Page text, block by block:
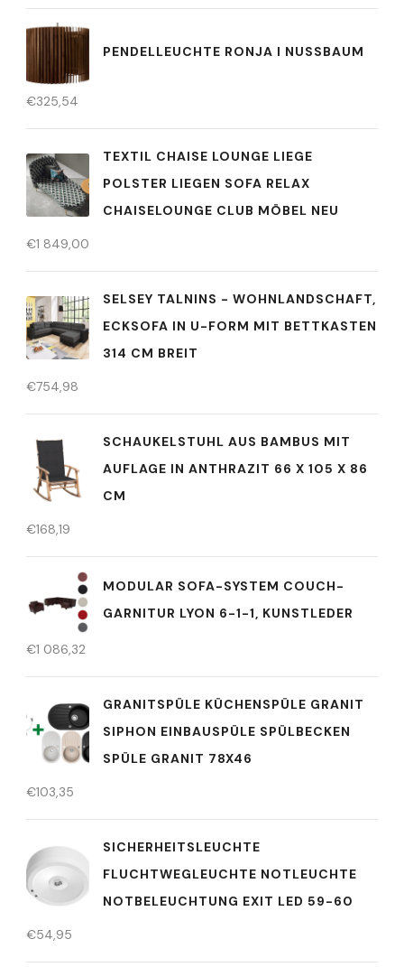
PENDELLEUCHTE RONJA I NUSSBAUM
€325,54
TEXTIL CHAISE LOUNGE LIEGE
POLSTER LIEGEN SOFA RELAX
CHAISELOUNGE CLUB MÖBEL NEU
€1 849,00
SELSEY TALNINS - WOHNLANDSCHAFT,
ECKSOFA IN U-FORM MIT BETTKASTEN
314 CM BREIT
€754,98
SCHAUKELSTUHL AUS BAMBUS MIT
AUFLAGE IN ANTHRAZIT 66 X 105 X 86
CM
€168,19
MODULAR SOFA-SYSTEM COUCH-
GARNITUR LYON 6-1-1, KUNSTLEDER
€1 086,32
GRANITSPÜLE KÜCHENSPÜLE GRANIT
SIPHON EINBAUSPÜLE SPÜLBECKEN
SPÜLE GRANIT 78X46
€103,35
SICHERHEITSLEUCHTE
FLUCHTWEGLEUCHTE NOTLEUCHTE
NOTBELEUCHTUNG EXIT LED 59-60
€54,95